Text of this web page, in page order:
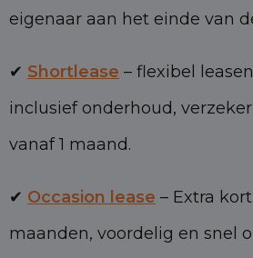
eigenaar aan het einde van
✔ Shortlease – flexibel
inclusief onderhoud,
vanaf 1 maand.
✔ Occasion lease – Extra
maanden, voordelig en snel